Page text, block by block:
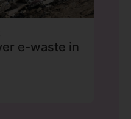
e-waste in